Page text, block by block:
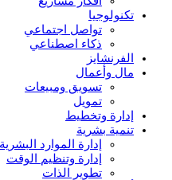
تكنولوجيا
تواصل اجتماعي
ذكاء اصطناعي
الفرنشايز
مال وأعمال
تسويق ومبيعات
تمويل
إدارة وتخطيط
تنمية بشرية
إدارة الموارد البشرية
إدارة وتنظيم الوقت
تطوير الذات